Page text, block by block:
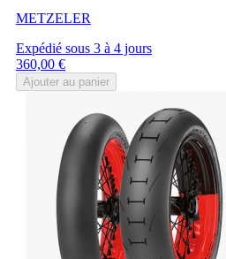
METZELER
Expédié sous 3 à 4 jours
Prix
360,00 €
Ajouter au panier